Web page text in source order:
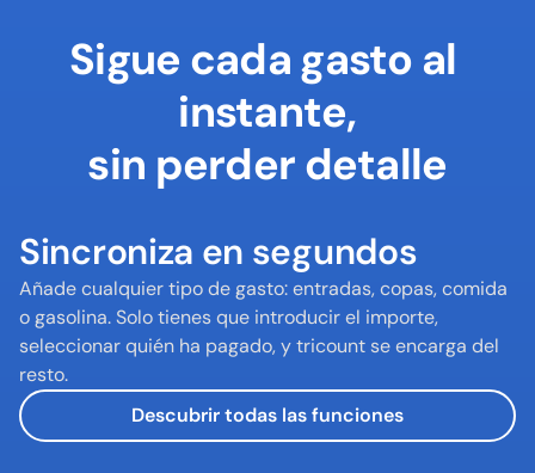
Sigue cada gasto al
instante,
sin perder detalle
Sincroniza en segundos
Añade cualquier tipo de gasto: entradas, copas, comida
o gasolina. Solo tienes que introducir el importe,
seleccionar quién ha pagado, y tricount se encarga del
resto.
Descubrir todas las funciones